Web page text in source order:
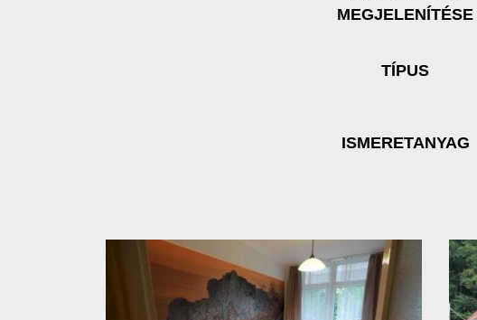
MEGJELENÍTÉSE
TÍPUS
ISMERETANYAG